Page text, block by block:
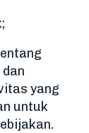
yang
untuk